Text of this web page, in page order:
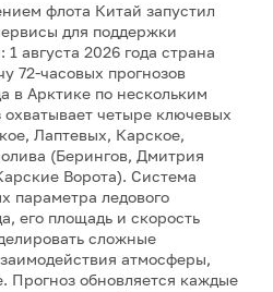
флота Китай запустил
для поддержки
августа 2026 года страна
72-часовых прогнозов
в Арктике по нескольким
четыре ключевых
Лаптевых, Карское,
(Берингов, Дмитрия
Ворота). Система
параметра ледового
его площадь и скорость
сложные
атмосферы,
Прогноз обновляется каждые